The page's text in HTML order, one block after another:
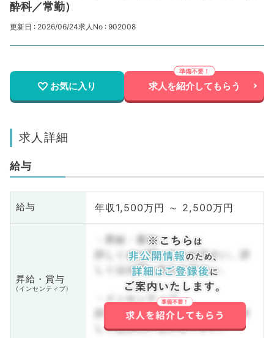
酔科／常勤）
更新日 : 2026/06/24求人No : 902008
お気に入り 求人を紹介してもらう
求人詳細
給与
給与 年収1,500万円 ～ 2,500万円
昇給・賞与
(インセンティブ)
・昇給・賞与
詳しくはお問い合わせ下さい。詳
しくはお問い合わせ下さい。
・インセンティブ
詳しくはお問い合わせ下さい。詳
しくはお問い合わせ下さい。